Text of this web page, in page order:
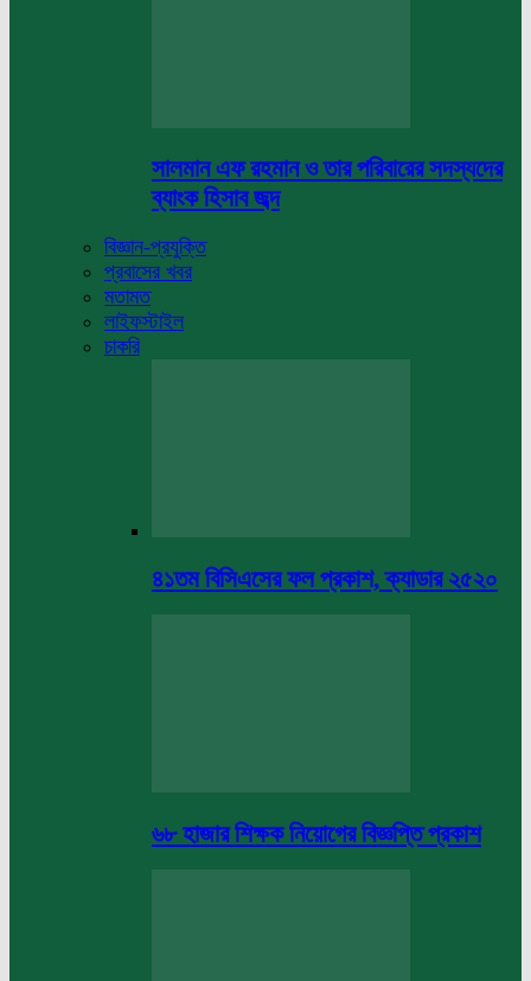
সালমান এফ রহমান ও তার পরিবারের সদস্যদের
ব্যাংক হিসাব জব্দ
বিজ্ঞান-প্রযুক্তি
প্রবাসের খবর
মতামত
লাইফস্টাইল
চাকরি
৪১তম বিসিএসের ফল প্রকাশ, ক্যাডার ২৫২০
৬৮ হাজার শিক্ষক নিয়োগের বিজ্ঞপ্তি প্রকাশ